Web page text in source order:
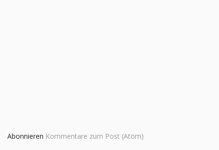
Abonnieren Kommentare zum Post (Atom)